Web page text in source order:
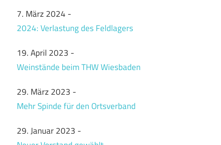
7. März 2024 -
2024: Verlastung des Feldlagers
19. April 2023 -
Weinstände beim THW Wiesbaden
29. März 2023 -
Mehr Spinde für den Ortsverband
29. Januar 2023 -